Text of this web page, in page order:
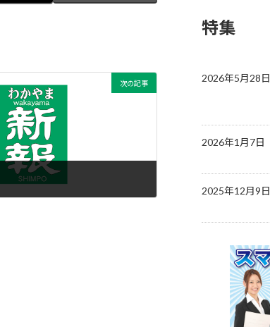
次の記事
特集
2026年5月28日
2026年1月7日
2025年12月9日